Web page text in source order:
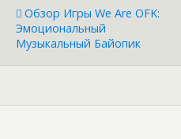
Обзор Игры We Are OFK:
Эмоциональный
Музыкальный Байопик